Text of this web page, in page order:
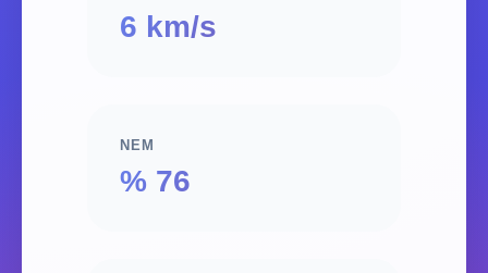
6 km/s
NEM
% 76